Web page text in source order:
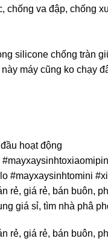
va đập, chống
silicone chống tràn
máy cũng ko chạy
hoạt động
#mayxaysinhtomini
rẻ, giá rẻ, bán buôn,
giá sỉ, tìm nhà phâ
rẻ, giá rẻ, bán buôn,